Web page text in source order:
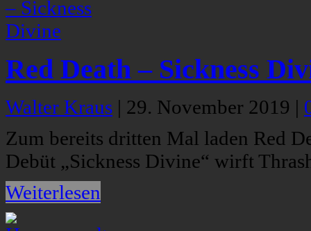
Red Death – Sickness
Walter Kraus | 29. November 2019 |
Zum bereits dritten Mal laden Red
Debüt „Sickness Divine“ wirft
Weiterlesen